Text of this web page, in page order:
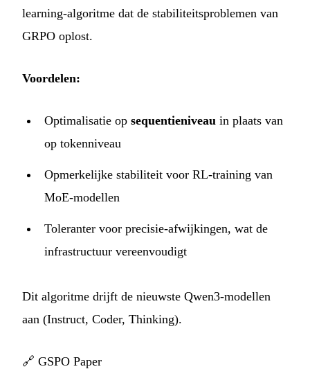
learning-algoritme dat de stabiliteitsproblemen van
GRPO oplost.
Voordelen:
Optimalisatie op sequentieniveau in plaats van
op tokenniveau
Opmerkelijke stabiliteit voor RL-training van
MoE-modellen
Toleranter voor precisie-afwijkingen, wat de
infrastructuur vereenvoudigt
Dit algoritme drijft de nieuwste Qwen3-modellen
aan (Instruct, Coder, Thinking).
🔗 GSPO Paper